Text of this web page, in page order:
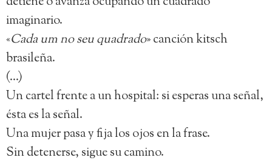
imaginario.
«Cada um no seu quadrado» canción kitsch
brasileña.
(…)
Un cartel frente a un hospital: si esperas una señal,
ésta es la señal.
Una mujer pasa y fija los ojos en la frase.
Sin detenerse, sigue su camino.